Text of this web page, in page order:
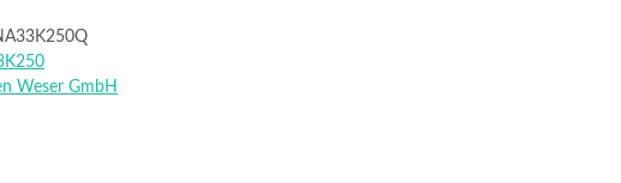
Weser GmbH